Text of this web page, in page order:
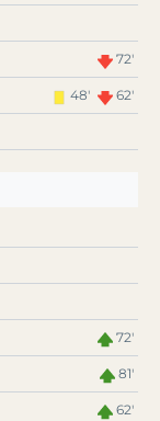
72'
48' 62'
72'
81'
62'